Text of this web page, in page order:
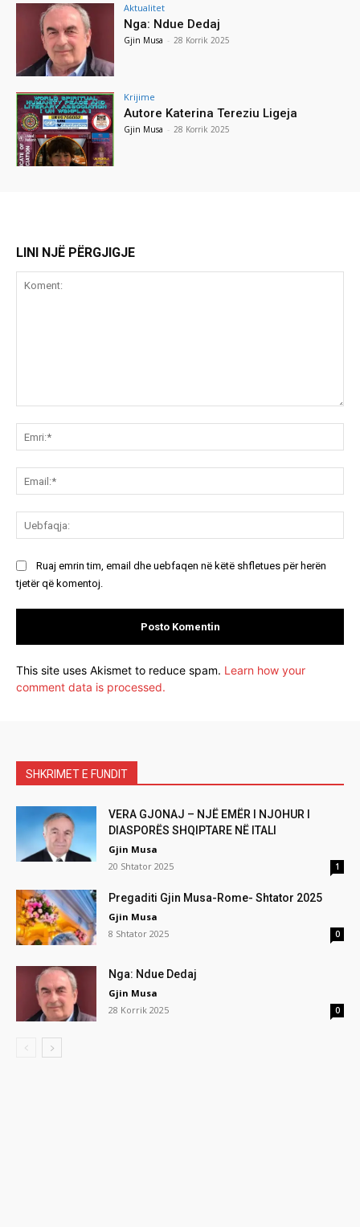
Aktualitet
Nga: Ndue Dedaj
Gjin Musa - 28 Korrik 2025
Krijime
Autore Katerina Tereziu Ligeja
Gjin Musa - 28 Korrik 2025
LINI NJË PËRGJIGJE
Ruaj emrin tim, email dhe uebfaqen në këtë shfletues për herën
tjetër që komentoj.
This site uses Akismet to reduce spam. Learn how your
comment data is processed.
SHKRIMET E FUNDIT
VERA GJONAJ – NJË EMËR I NJOHUR I
DIASPORËS SHQIPTARE NË ITALI
Gjin Musa
20 Shtator 2025
1
Pregaditi Gjin Musa-Rome- Shtator 2025
Gjin Musa
8 Shtator 2025
0
Nga: Ndue Dedaj
Gjin Musa
28 Korrik 2025
0